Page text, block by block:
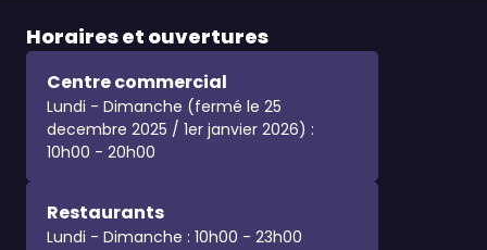
Horaires et ouvertures
Centre commercial
Lundi - Dimanche (fermé le 25
decembre 2025 / 1er janvier 2026) :
10h00 - 20h00
Restaurants
Lundi - Dimanche : 10h00 - 23h00